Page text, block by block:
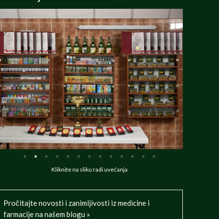
Kliknite na sliku radi uvećanja
Pročitajte novosti i zanimljivosti iz medicine i
farmacije na našem blogu »